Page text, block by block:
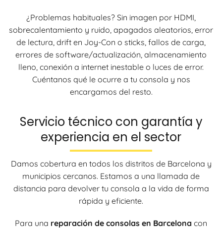
¿Problemas habituales? Sin imagen por HDMI,
sobrecalentamiento y ruido, apagados aleatorios, error
de lectura, drift en Joy-Con o sticks, fallos de carga,
errores de software/actualización, almacenamiento
lleno, conexión a internet inestable o luces de error.
Cuéntanos qué le ocurre a tu consola y nos
encargamos del resto.
Servicio técnico con garantía y
experiencia en el sector
Damos cobertura en todos los distritos de Barcelona y
municipios cercanos. Estamos a una llamada de
distancia para devolver tu consola a la vida de forma
rápida y eficiente.
Para una reparación de consolas en Barcelona con